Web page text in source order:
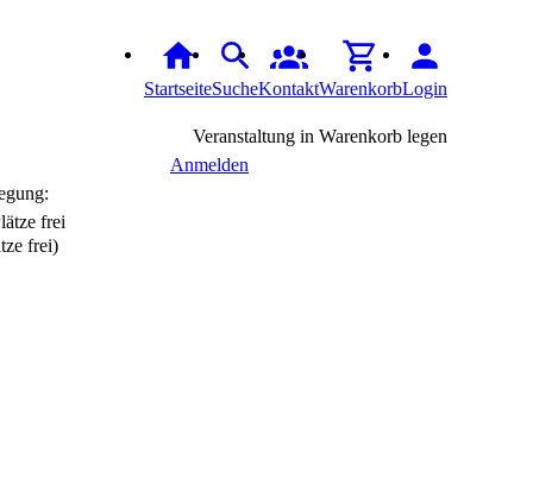
StartseiteSucheKontaktWarenkorbLogin
Veranstaltung in Warenkorb legen
Anmelden
frei)